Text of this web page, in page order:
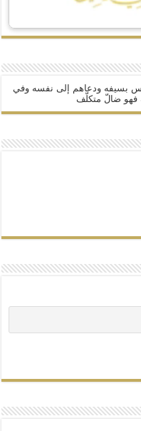
بسيفه ودعاهم إلى نفسه وفي
فهو ضالّ متكلّف